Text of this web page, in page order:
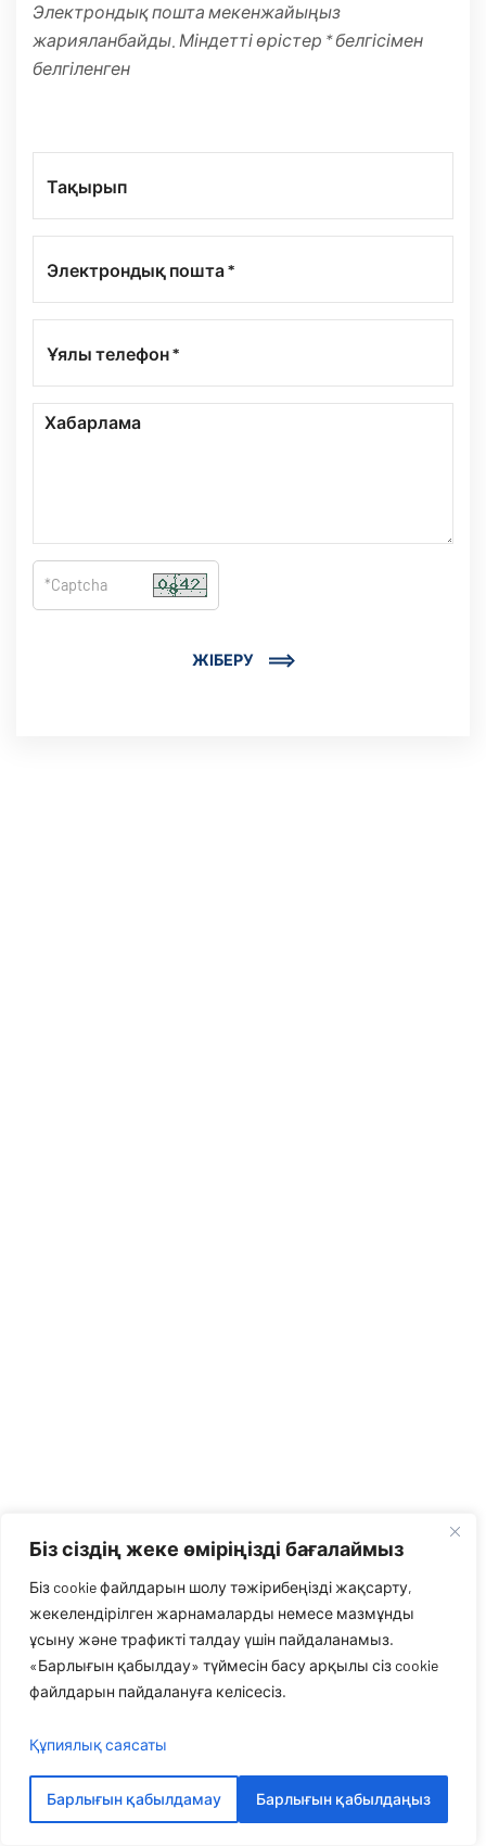
Электрондық пошта мекенжайыңыз
жарияланбайды. Міндетті өрістер * белгісімен
белгіленген
ЖІБЕРУ
Біз сіздің жеке өміріңізді бағалаймыз
Біз cookie файлдарын шолу тәжірибеңізді жақсарту,
жекелендірілген жарнамаларды немесе мазмұнды
ұсыну және трафикті талдау үшін пайдаланамыз.
«Барлығын қабылдау» түймесін басу арқылы сіз cookie
файлдарын пайдалануға келісесіз.
Құпиялық саясаты
Барлығын қабылдамау Барлығын қабылдаңыз